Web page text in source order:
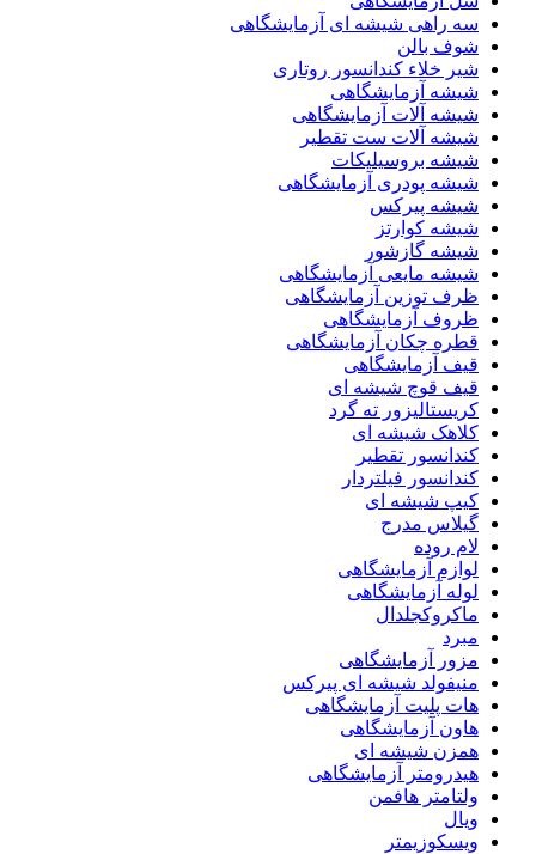
سه راهی شیشه ای آزمایشگاهی
شوف بالن
شیر خلاء کندانسور روتاری
شیشه آزمایشگاهی
شیشه آلات آزمایشگاهی
شیشه آلات ست تقطیر
شیشه بروسیلیکات
شیشه پودری آزمایشگاهی
شیشه پیرکس
شیشه کوارتز
شیشه گازشور
شیشه مایعی آزمایشگاهی
ظرف توزین آزمایشگاهی
ظروف آزمایشگاهی
قطره چکان آزمایشگاهی
قیف آزمایشگاهی
قیف قوچ شیشه ای
کریستالیزور ته گرد
کلاهک شیشه ای
کندانسور تقطیر
کندانسور فیلتردار
کیپ شیشه ای
گیلاس مدرج
لام روده
لوازم آزمایشگاهی
لوله آزمایشگاهی
ماکروکجلدال
مبرد
مزور آزمایشگاهی
منیفولد شیشه ای پیرکس
هات پلیت آزمایشگاهی
هاون آزمایشگاهی
همزن شیشه ای
هیدرومتر آزمایشگاهی
ولتامتر هافمن
ویال
ویسکوزیمتر